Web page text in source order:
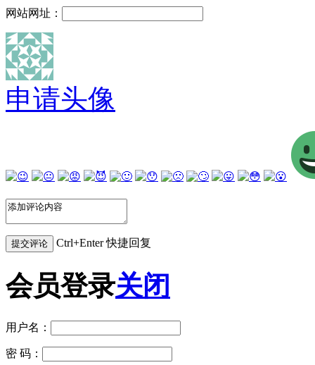
网站网址：
申请头像
Ctrl+Enter 快捷回复
会员登录关闭
用户名：
密 码：